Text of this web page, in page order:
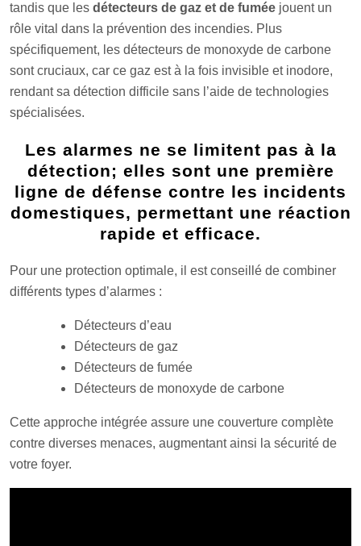
tandis que les détecteurs de gaz et de fumée jouent un
rôle vital dans la prévention des incendies. Plus
spécifiquement, les détecteurs de monoxyde de carbone
sont cruciaux, car ce gaz est à la fois invisible et inodore,
rendant sa détection difficile sans l’aide de technologies
spécialisées.
Les alarmes ne se limitent pas à la
détection; elles sont une première
ligne de défense contre les incidents
domestiques, permettant une réaction
rapide et efficace.
Pour une protection optimale, il est conseillé de combiner
différents types d’alarmes :
Détecteurs d’eau
Détecteurs de gaz
Détecteurs de fumée
Détecteurs de monoxyde de carbone
Cette approche intégrée assure une couverture complète
contre diverses menaces, augmentant ainsi la sécurité de
votre foyer.